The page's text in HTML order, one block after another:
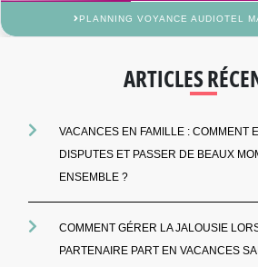
PLANNING VOYANCE AUDIOTEL
ARTICLES
VACANCES EN FAMILLE : COMMENT
DISPUTES ET PASSER DE BEAUX
ENSEMBLE ?
COMMENT GÉRER LA JALOUSIE
PARTENAIRE PART EN VACANCES